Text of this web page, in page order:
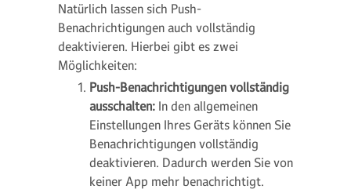
Natürlich lassen sich Push-
Benachrichtigungen auch vollständig
deaktivieren. Hierbei gibt es zwei
Möglichkeiten:
Push-Benachrichtigungen vollständig
ausschalten: In den allgemeinen
Einstellungen Ihres Geräts können Sie
Benachrichtigungen vollständig
deaktivieren. Dadurch werden Sie von
keiner App mehr benachrichtigt.